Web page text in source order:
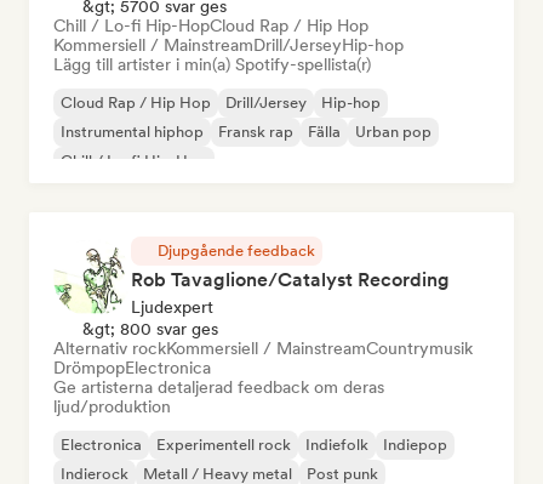
&gt; 5700 svar ges
Chill / Lo-fi Hip-HopCloud Rap / Hip Hop
Kommersiell / MainstreamDrill/JerseyHip-hop
Lägg till artister i min(a) Spotify-spellista(r)
Cloud Rap / Hip Hop Drill/Jersey
Hip-hop
Instrumental hiphop
Fransk rap Fälla
Urban pop
Chill / Lo-fi Hip-Hop
Djupgående feedback
Rob Tavaglione/Catalyst Recording
Ljudexpert
&gt; 800 svar ges
Alternativ rockKommersiell / MainstreamCountrymusik
DrömpopElectronica
Ge artisterna detaljerad feedback om deras
ljud/produktion
Electronica Experimentell rock Indiefolk
Indiepop
Indierock
Metall / Heavy metal
Post punk